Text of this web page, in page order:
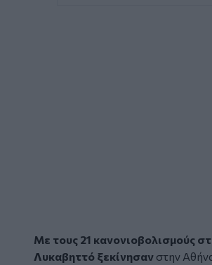
Με τους 21 κανονιοβολισμούς
Λυκαβηττό ξεκίνησαν στην